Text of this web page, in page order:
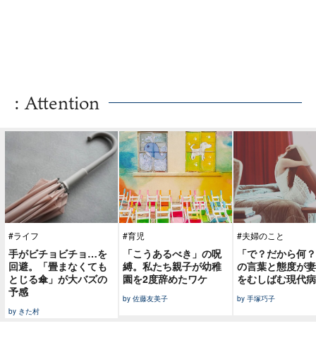
: Attention
#ライフ
手がビチョビチョ…を
回避。「畳まなくても
とじる傘」が大バズの
予感
by きた村
#育児
「こうあるべき」の呪
縛。私たち親子が幼稚
園を2度辞めたワケ
by 佐藤友美子
#夫婦のこと
「で？だから何
の言葉と態度が
をむしばむ現代病
by 手塚巧子